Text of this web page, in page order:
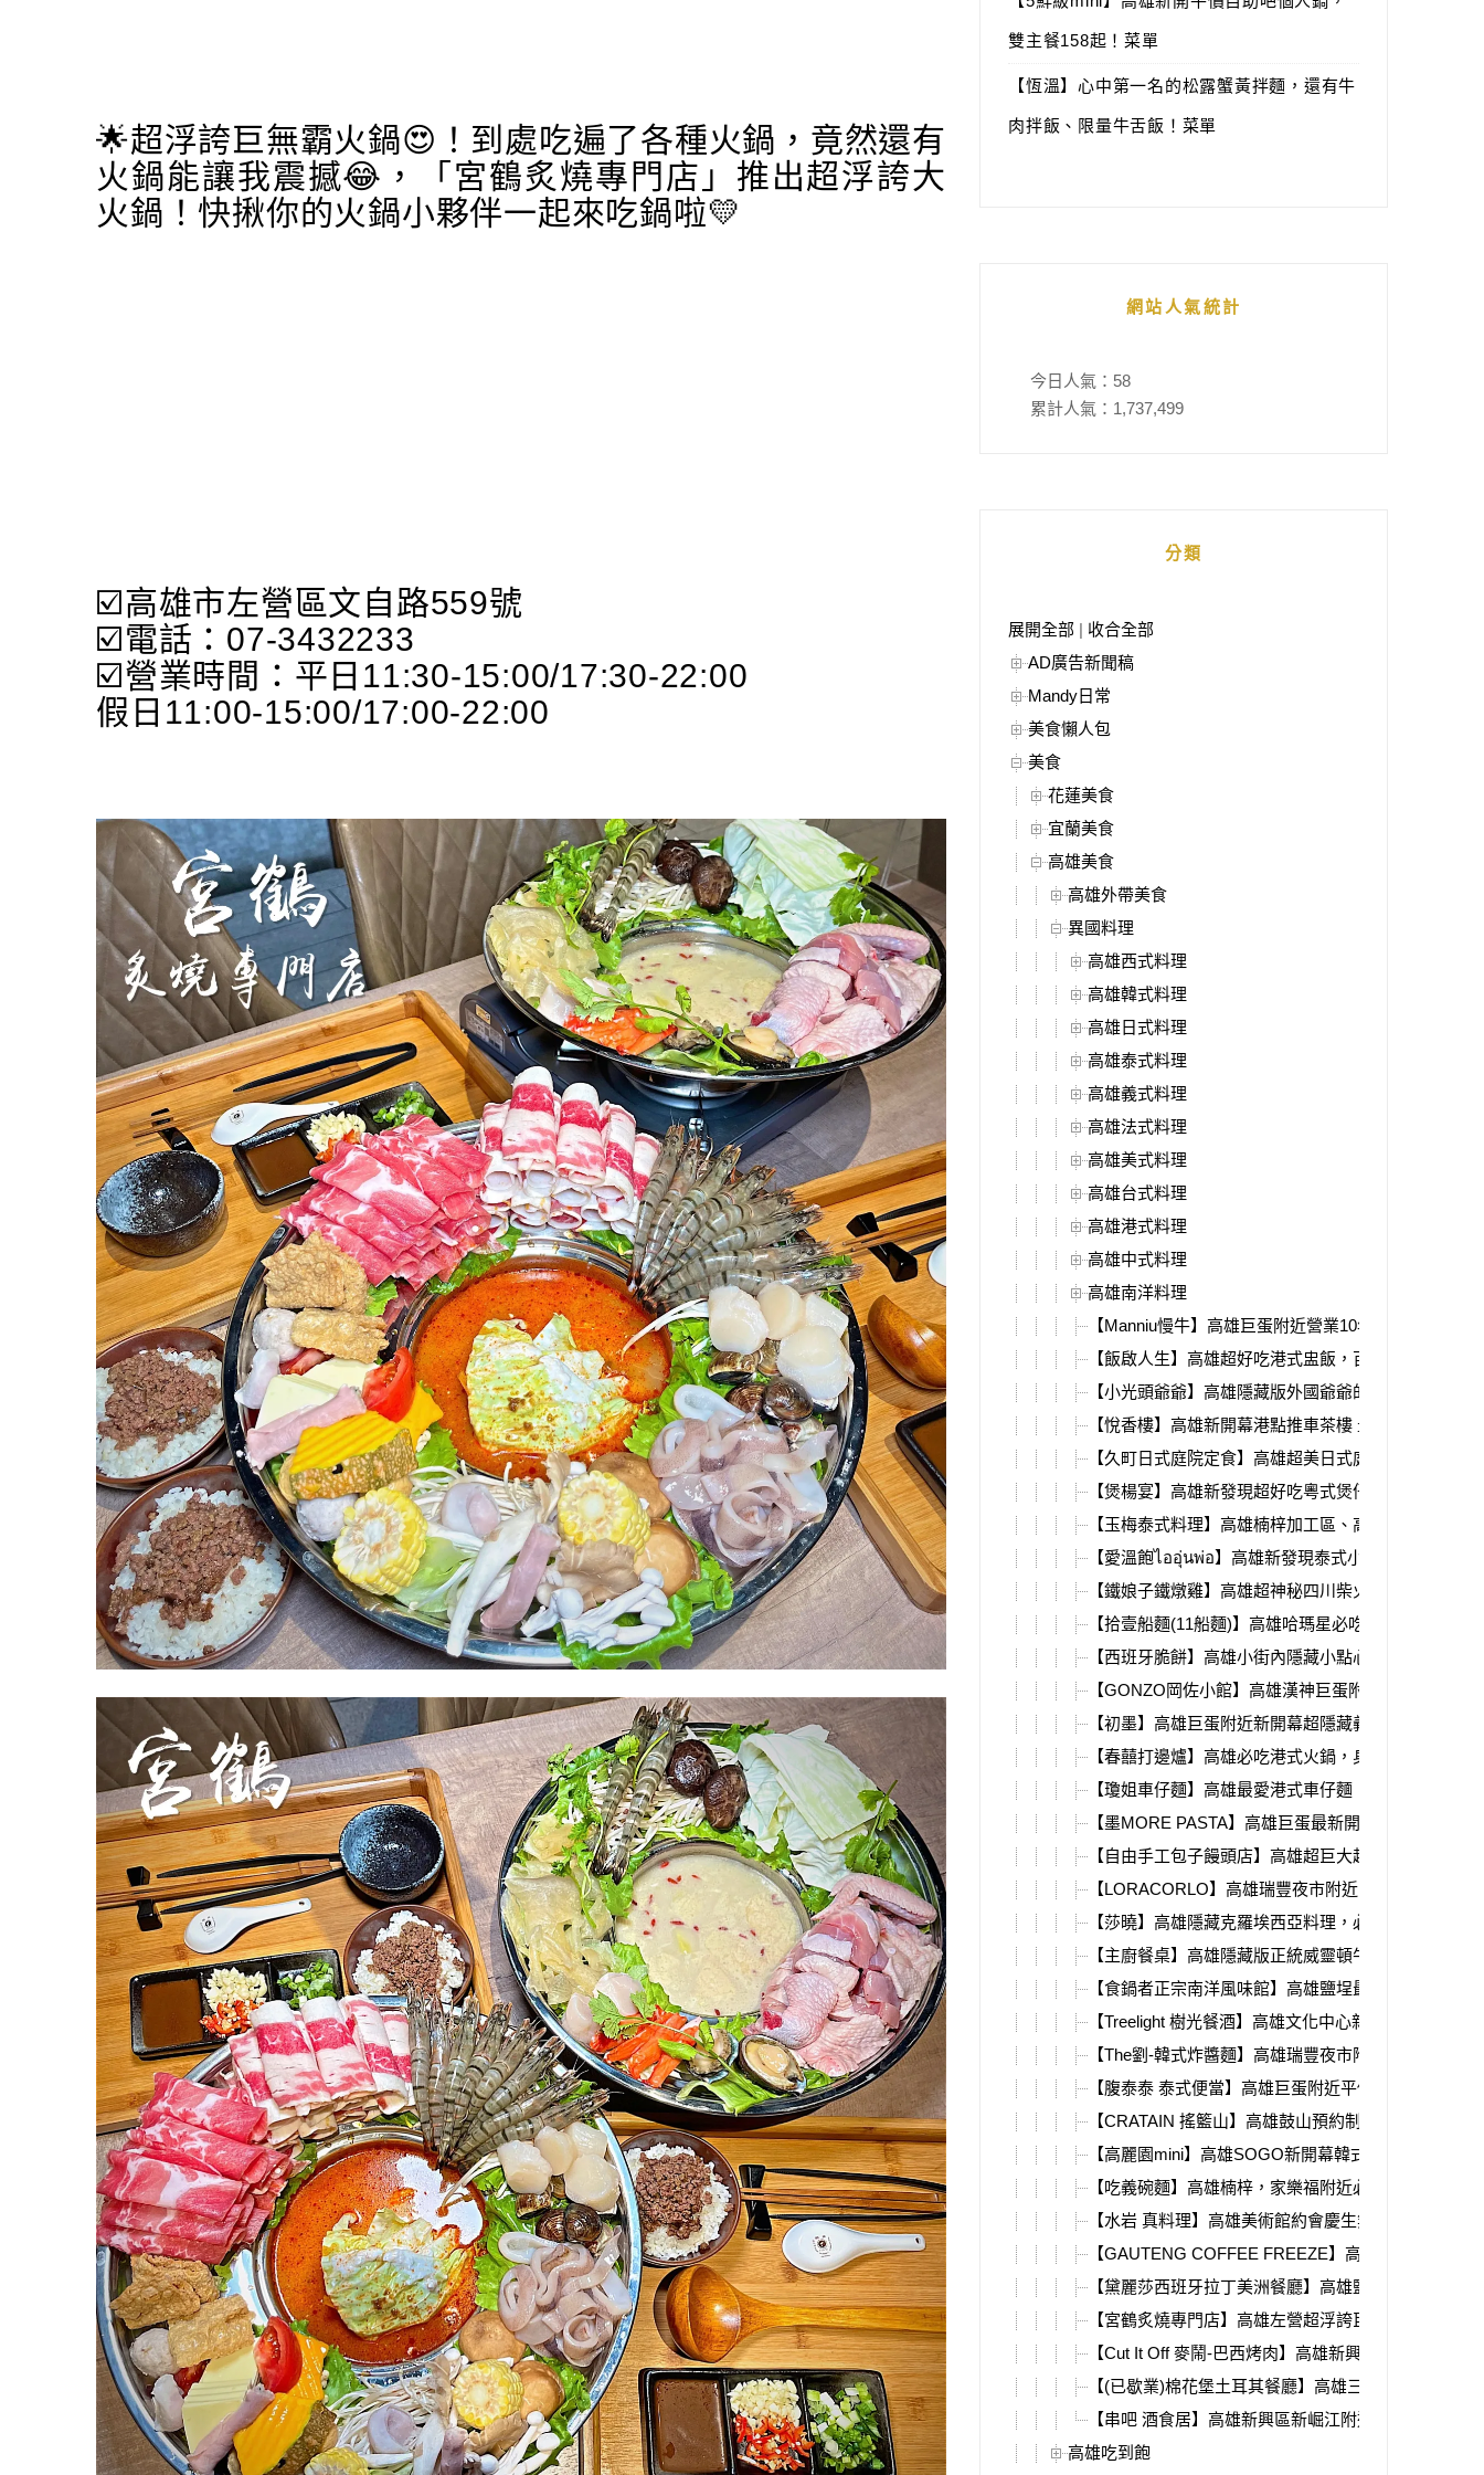
🌟超浮誇巨無霸火鍋😍！到處吃遍了各種火鍋，竟然還有
火鍋能讓我震撼😂，「宮鶴炙燒專門店」推出超浮誇大
火鍋！快揪你的火鍋小夥伴一起來吃鍋啦💛
☑️高雄市左營區文自路559號
☑️電話：07-3432233
☑️營業時間：平日11:30-15:00/17:30-22:00
假日11:00-15:00/17:00-22:00
雙主餐158起！菜單
【恆溫】心中第一名的松露蟹黃拌麵，還有牛
肉拌飯、限量牛舌飯！菜單
網站人氣統計
今日人氣： 58
累計人氣： 1,737,499
分類
展開全部 | 收合全部
AD廣告新聞稿
Mandy日常
美食懶人包
美食
花蓮美食
宜蘭美食
高雄美食
高雄外帶美食
異國料理
高雄西式料理
高雄韓式料理
高雄日式料理
高雄泰式料理
高雄義式料理
高雄法式料理
高雄美式料理
高雄台式料理
高雄港式料理
高雄中式料理
高雄南洋料理
【Manniu慢牛】高雄巨蛋附近營業10年的職人牛肉小
【飯啟人生】高雄超好吃港式盅飯，百元初品嘗粵菜
【小光頭爺爺】高雄隱藏版外國爺爺的墨西哥捲餅，
【悅香樓】高雄新開幕港點推車茶樓 最新菜單，必吃
【久町日式庭院定食】高雄超美日式庭院料理，大樹
【煲楊宴】高雄新發現超好吃粵式煲仔菜，必吃鹹香
【玉梅泰式料理】高雄楠梓加工區、高科大附近，平
【愛溫飽ไออุ่นพ่อ】高雄新發現泰式小店，平價又道地
【鐵娘子鐵燉雞】高雄超神秘四川柴火雞，楠梓高科
【拾壹船麵(11船麵)】高雄哈瑪星必吃，道地泰國船
【西班牙脆餅】高雄小街內隱藏小點心，金黃酥脆的
【GONZO岡佐小館】高雄漢神巨蛋附近，歐洲主廚
【初墨】高雄巨蛋附近新開幕超隱藏義式料理，義大
【春囍打邊爐】高雄必吃港式火鍋，身分證活動送大
【瓊姐車仔麵】高雄最愛港式車仔麵，浴火重生在建
【墨MORE PASTA】高雄巨蛋最新開幕，超濃郁蝦醬
【自由手工包子饅頭店】高雄超巨大越南手工海鮮包
【LORACORLO】高雄瑞豐夜市附近，道地以色列料
【莎曉】高雄隱藏克羅埃西亞料理，必吃戰斧豬、牧
【主廚餐桌】高雄隱藏版正統威靈頓牛排，歐式無菜
【食鍋者正宗南洋風味館】高雄鹽埕最強肉骨茶火鍋
【Treelight 樹光餐酒】高雄文化中心新開幕，月球餐
【The劉-韓式炸醬麵】高雄瑞豐夜市附近，黑白大廚
【腹泰泰 泰式便當】高雄巨蛋附近平價泰式料理，椰
【CRATAIN 搖籃山】高雄鼓山預約制無菜單法式料理
【高麗園mini】高雄SOGO新開幕韓式料理，平價銅
【吃義碗麵】高雄楠梓，家樂福附近必吃義大利麵、
【水岩 真料理】高雄美術館約會慶生無菜單餐廳，客
【GAUTENG COFFEE FREEZE】高雄新開幕異國料
【黛麗莎西班牙拉丁美洲餐廳】高雄鹽埕隱藏版的
【宮鶴炙燒專門店】高雄左營超浮誇巨無霸火鍋，
【Cut It Off 麥鬧-巴西烤肉】高雄新興區不怕你吃的
【(已歇業)棉花堡土耳其餐廳】高雄三民區悦誠廣場
【串吧 酒食居】高雄新興區新崛江附近宵夜串燒推
高雄吃到飽